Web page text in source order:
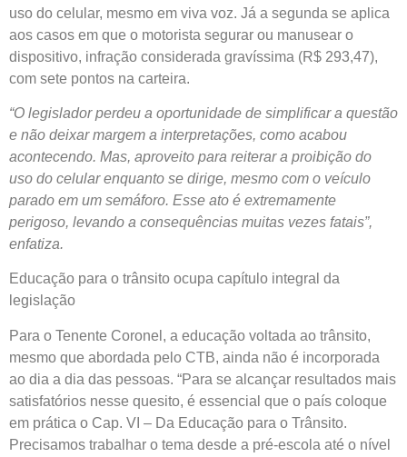
uso do celular, mesmo em viva voz. Já a segunda se aplica
aos casos em que o motorista segurar ou manusear o
dispositivo, infração considerada gravíssima (R$ 293,47),
com sete pontos na carteira.
“O legislador perdeu a oportunidade de simplificar a questão
e não deixar margem a interpretações, como acabou
acontecendo. Mas, aproveito para reiterar a proibição do
uso do celular enquanto se dirige, mesmo com o veículo
parado em um semáforo. Esse ato é extremamente
perigoso, levando a consequências muitas vezes fatais”,
enfatiza.
Educação para o trânsito ocupa capítulo integral da
legislação
Para o Tenente Coronel, a educação voltada ao trânsito,
mesmo que abordada pelo CTB, ainda não é incorporada
ao dia a dia das pessoas. “Para se alcançar resultados mais
satisfatórios nesse quesito, é essencial que o país coloque
em prática o Cap. VI – Da Educação para o Trânsito.
Precisamos trabalhar o tema desde a pré-escola até o nível